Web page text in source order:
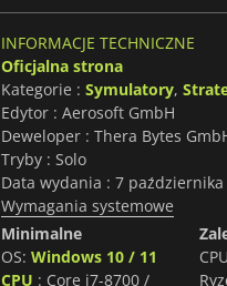
INFORMACJE TECHNICZNE
Oficjalna strona
Kategorie : Symulatory,
Edytor : Aerosoft GmbH
Deweloper : Thera Bytes
Tryby : Solo
Data wydania : 7 października
Wymagania systemowe
Minimalne
OS: Windows 10 / 11
CPU : Core i7-8700 /